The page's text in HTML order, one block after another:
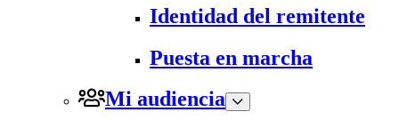
Identidad del remitente
Puesta en marcha
Mi audiencia